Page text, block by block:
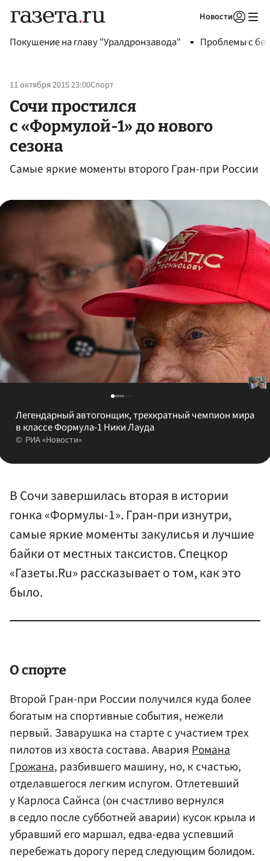
Новости
Покушение на главу "Уралдронзавода" Проблемы с
11 октября 2015 23:00Спорт
Сочи простился
с «Формулой-1» до нового
сезона
Самые яркие моменты второго Гран-при России
Легендарный автогонщик, трехкратный чемпион мира
в классе Формула-1 Ники Лауда
РИА «Новости»
В Сочи завершилась вторая в истории
гонка «Формулы-1». Гран-при изнутри,
самые яркие моменты закулисья и лучшие
байки от местных таксистов. Спецкор
«Газеты.Ru» рассказывает о том, как это
было.
О спорте
Второй Гран-при России получился куда более
богатым на спортивные события, нежели
первый. Заварушка на старте с участием трех
пилотов из хвоста состава. АварияРомана
Грожана, разбившего машину, но, к счастью,
отделавшегося легким испугом. Отлетевший
у Карлоса Сайнса (он счастливо вернулся
в седло после субботней аварии) кусок крыла и
убравший его маршал, едва-едва успевший
перебежать дорогу перед следующим болидом.